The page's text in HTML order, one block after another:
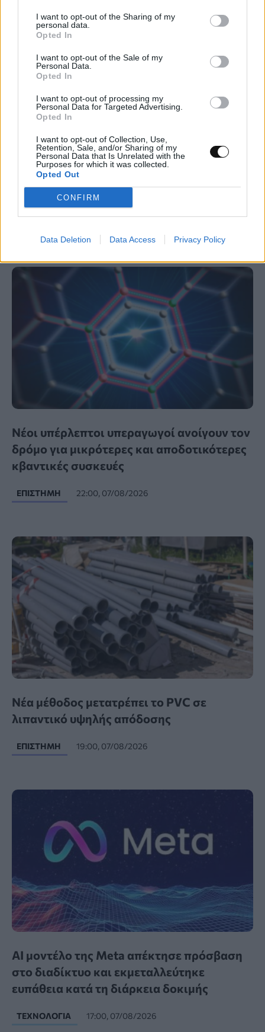
I want to opt-out of the Sharing of my
personal data.
Opted In
I want to opt-out of the Sale of my
Personal Data.
Opted In
I want to opt-out of processing my
Personal Data for Targeted Advertising.
Opted In
I want to opt-out of Collection, Use,
Retention, Sale, and/or Sharing of my
Personal Data that Is Unrelated with the
Purposes for which it was collected.
Opted Out
CONFIRM
Data Deletion Data Access Privacy Policy
Τρεις πλατφόρμες phishing παρακάμπτουν
το MFA και στοχεύουν λογαριασμούς
Microsoft 365
Νέοι υπέρλεπτοι υπεραγωγοί ανοίγουν τον
δρόμο για μικρότερες και αποδοτικότερες
κβαντικές συσκευές
ΕΠΙΣΤΉΜΗ 22:00, 07/08/2026
Νέα μέθοδος μετατρέπει το PVC σε
λιπαντικό υψηλής απόδοσης
ΕΠΙΣΤΉΜΗ 19:00, 07/08/2026
AI μοντέλο της Meta απέκτησε πρόσβαση
στο διαδίκτυο και εκμεταλλεύτηκε
ευπάθεια κατά τη διάρκεια δοκιμής
ΤΕΧΝΟΛΟΓΊΑ 17:00, 07/08/2026